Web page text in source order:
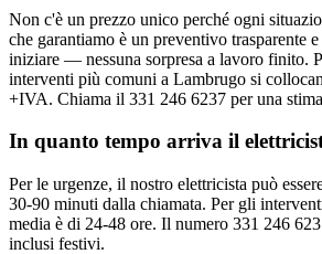
Non c'è un prezzo unico perché ogni
che garantiamo è un preventivo trasparente
iniziare — nessuna sorpresa a lavoro finito.
interventi più comuni a Lambrugo si
+IVA. Chiama il 331 246 6237 per una
In quanto tempo arriva il
Per le urgenze, il nostro elettricista può
30-90 minuti dalla chiamata. Per gli
media è di 24-48 ore. Il numero 331 246
inclusi festivi.